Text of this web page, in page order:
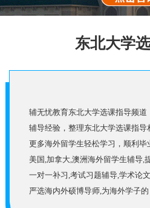
东北大学
辅无忧教育东北大学选课指导频
辅导经验，整理东北大学选课指
更多海外留学生轻松学习，顺利毕
美国,加拿大,澳洲海外留学生辅导,
一对一补习,考试习题辅导,学术论
严选海内外硕博导师,为海外学子